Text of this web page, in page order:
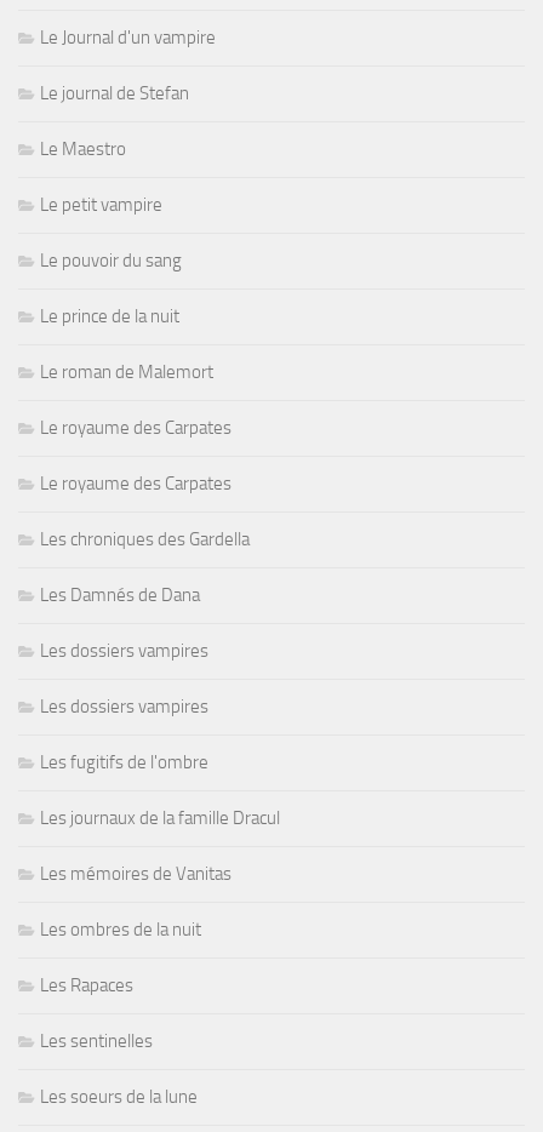
Le Journal d'un vampire
Le journal de Stefan
Le Maestro
Le petit vampire
Le pouvoir du sang
Le prince de la nuit
Le roman de Malemort
Le royaume des Carpates
Le royaume des Carpates
Les chroniques des Gardella
Les Damnés de Dana
Les dossiers vampires
Les dossiers vampires
Les fugitifs de l'ombre
Les journaux de la famille Dracul
Les mémoires de Vanitas
Les ombres de la nuit
Les Rapaces
Les sentinelles
Les soeurs de la lune